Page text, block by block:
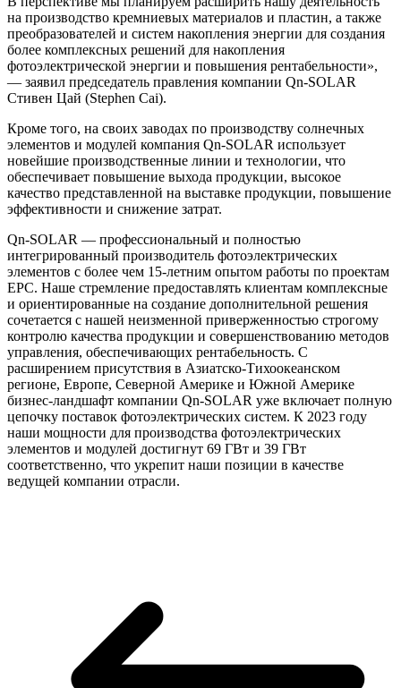
на производство кремниевых материалов и пластин, а также
преобразователей и систем накопления энергии для создания
более комплексных решений для накопления
фотоэлектрической энергии и повышения рентабельности»,
— заявил председатель правления компании Qn-SOLAR
Стивен Цай (Stephen Cai).
Кроме того, на своих заводах по производству солнечных
элементов и модулей компания Qn-SOLAR использует
новейшие производственные линии и технологии, что
обеспечивает повышение выхода продукции, высокое
качество представленной на выставке продукции, повышение
эффективности и снижение затрат.
Qn-SOLAR — профессиональный и полностью
интегрированный производитель фотоэлектрических
элементов с более чем 15-летним опытом работы по проектам
EPC. Наше стремление предоставлять клиентам комплексные
и ориентированные на создание дополнительной решения
сочетается с нашей неизменной приверженностью строгому
контролю качества продукции и совершенствованию методов
управления, обеспечивающих рентабельность. С
расширением присутствия в Азиатско-Тихоокеанском
регионе, Европе, Северной Америке и Южной Америке
бизнес-ландшафт компании Qn-SOLAR уже включает полную
цепочку поставок фотоэлектрических систем. К 2023 году
наши мощности для производства фотоэлектрических
элементов и модулей достигнут 69 ГВт и 39 ГВт
соответственно, что укрепит наши позиции в качестве
ведущей компании отрасли.